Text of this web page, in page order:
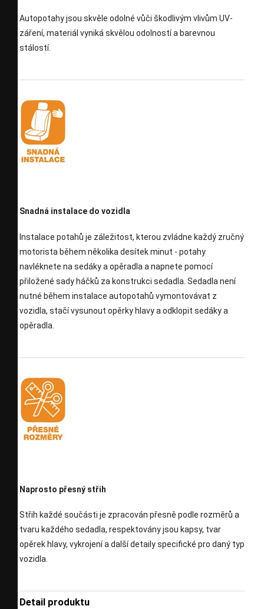
Autopotahy jsou skvěle odolné vůči škodlivým vlivům UV-
záření, materiál vyniká skvělou odolností a barevnou
stálostí.
Snadná instalace do vozidla
Instalace potahů je záležitost, kterou zvládne každý zručný
motorista během několika desítek minut - potahy
navléknete na sedáky a opěradla a napnete pomocí
přiložené sady háčků za konstrukci sedadla. Sedadla není
nutné během instalace autopotahů vymontovávat z
vozidla, stačí vysunout opěrky hlavy a odklopit sedáky a
opěradla.
Naprosto přesný střih
Střih každé součásti je zpracován přesně podle rozměrů a
tvaru každého sedadla, respektovány jsou kapsy, tvar
opěrek hlavy, vykrojení a další detaily specifické pro daný typ
vozidla.
Detail produktu